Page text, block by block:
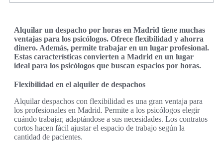
Alquilar un despacho por horas en Madrid tiene muchas
ventajas para los psicólogos. Ofrece flexibilidad y ahorra
dinero. Además, permite trabajar en un lugar profesional.
Estas características convierten a Madrid en un lugar
ideal para los psicólogos que buscan espacios por horas.
Flexibilidad en el alquiler de despachos
Alquilar despachos con flexibilidad es una gran ventaja para
los profesionales en Madrid. Permite a los psicólogos elegir
cuándo trabajar, adaptándose a sus necesidades. Los contratos
cortos hacen fácil ajustar el espacio de trabajo según la
cantidad de pacientes.